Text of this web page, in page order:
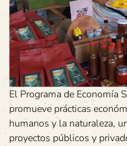
El Programa de Economía
promueve prácticas
humanos y la naturaleza,
proyectos públicos y